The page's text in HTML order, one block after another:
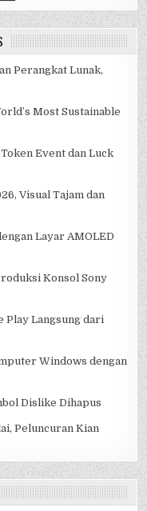
Perangkat Lunak,
Most Sustainable
Event dan Luck
Visual Tajam dan
Layar AMOLED
Konsol Sony
Play Langsung dari
Windows dengan
Dislike Dihapus
Peluncuran Kian